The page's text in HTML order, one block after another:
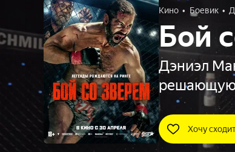
Кино Боевик
Бой
Дэниэл
решающую
Хочу